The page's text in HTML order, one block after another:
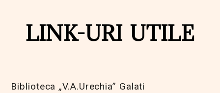
LINK-URI UTILE
Biblioteca „V.A.Urechia” Galati